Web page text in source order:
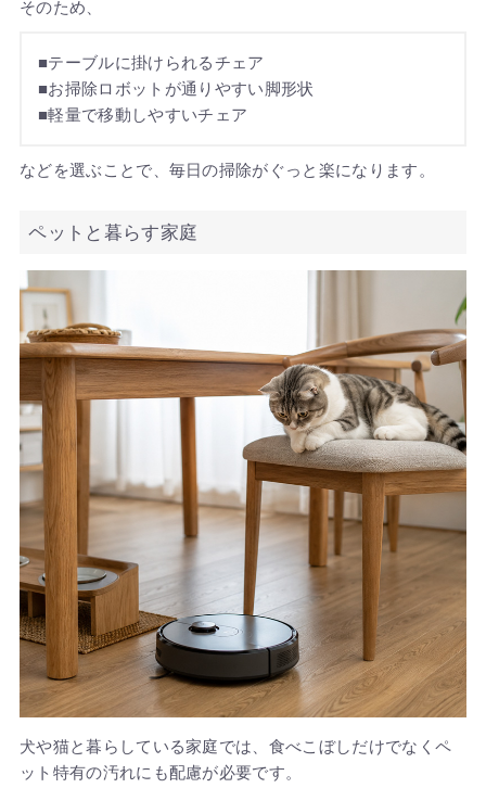
そのため、
■テーブルに掛けられるチェア
■お掃除ロボットが通りやすい脚形状
■軽量で移動しやすいチェア
などを選ぶことで、毎日の掃除がぐっと楽になります。
ペットと暮らす家庭
犬や猫と暮らしている家庭では、食べこぼしだけでなくペ
ット特有の汚れにも配慮が必要です。